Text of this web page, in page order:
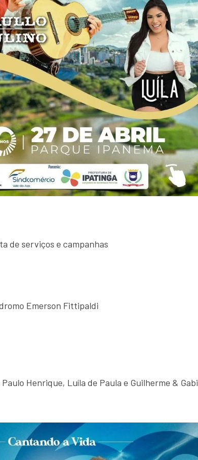
de serviços e campanhas
Emerson Fittipaldi
Henrique, Luíla de Paula e Guilherme & Gabi